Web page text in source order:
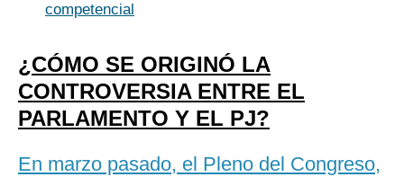
competencial
¿CÓMO SE ORIGINÓ LA
CONTROVERSIA ENTRE EL
PARLAMENTO Y EL PJ?
En marzo pasado, el Pleno del Congreso,